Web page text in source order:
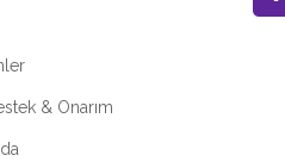
& Onarım